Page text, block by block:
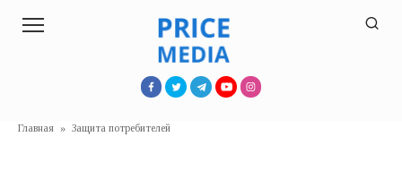
Главная » Защита потребителей